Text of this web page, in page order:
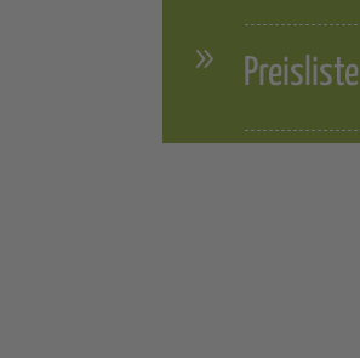
Preisliste